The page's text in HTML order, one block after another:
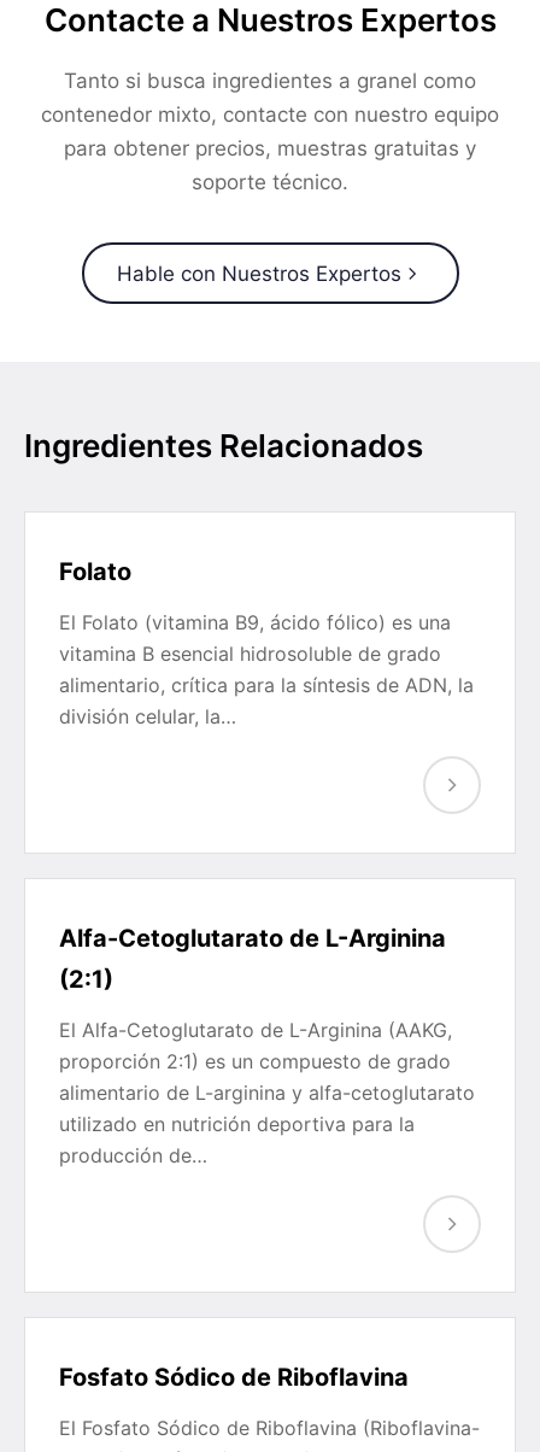
Contacte a Nuestros Expertos
Tanto si busca ingredientes a granel como
contenedor mixto, contacte con nuestro equipo
para obtener precios, muestras gratuitas y
soporte técnico.
Hable con Nuestros Expertos
Ingredientes Relacionados
Folato
El Folato (vitamina B9, ácido fólico) es una
vitamina B esencial hidrosoluble de grado
alimentario, crítica para la síntesis de ADN, la
división celular, la…
Alfa-Cetoglutarato de L-Arginina
(2:1)
El Alfa-Cetoglutarato de L-Arginina (AAKG,
proporción 2:1) es un compuesto de grado
alimentario de L-arginina y alfa-cetoglutarato
utilizado en nutrición deportiva para la
producción de…
Fosfato Sódico de Riboflavina
El Fosfato Sódico de Riboflavina (Riboflavina-